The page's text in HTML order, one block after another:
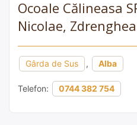
Ocoale Călineasa
Nicolae,
Gârda de Sus , Alba
Telefon: 0744 382 754